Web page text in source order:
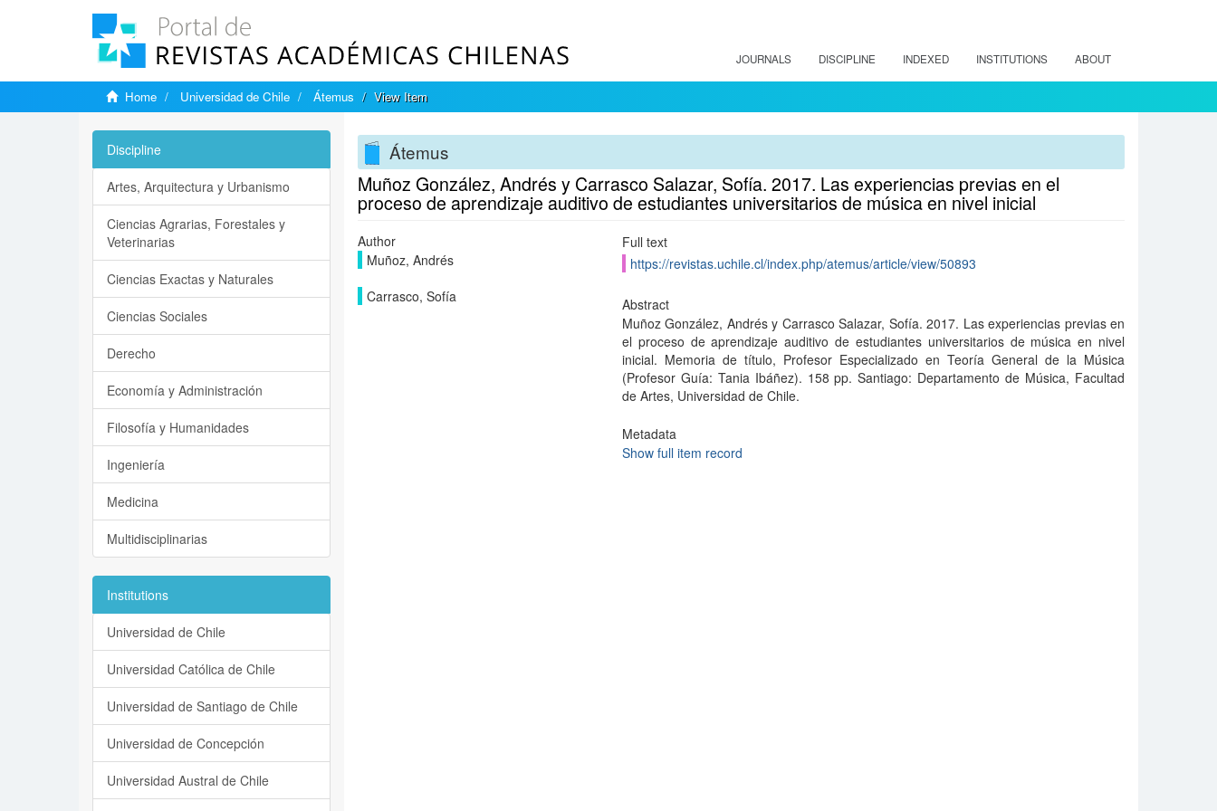
JOURNALS DISCIPLINE INDEXED INSTITUTIONS ABOUT
Home Universidad de Chile Átemus View Item
Átemus
Muñoz González, Andrés y Carrasco Salazar, Sofía. 2017. Las experiencias previas en el
proceso de aprendizaje auditivo de estudiantes universitarios de música en nivel inicial
Author
Muñoz, Andrés
Carrasco, Sofía
Full text
https://revistas.uchile.cl/index.php/atemus/article/view/50893
Abstract
Muñoz González, Andrés y Carrasco Salazar, Sofía. 2017. Las experiencias previas en
el proceso de aprendizaje auditivo de estudiantes universitarios de música en nivel
inicial. Memoria de título, Profesor Especializado en Teoría General de la Música
(Profesor Guía: Tania Ibáñez). 158 pp. Santiago: Departamento de Música, Facultad
de Artes, Universidad de Chile.
Metadata
Show full item record
Discipline
Artes, Arquitectura y Urbanismo
Ciencias Agrarias, Forestales y
Veterinarias
Ciencias Exactas y Naturales
Ciencias Sociales
Derecho
Economía y Administración
Filosofía y Humanidades
Ingeniería
Medicina
Multidisciplinarias
Institutions
Universidad de Chile
Universidad Católica de Chile
Universidad de Santiago de Chile
Universidad de Concepción
Universidad Austral de Chile